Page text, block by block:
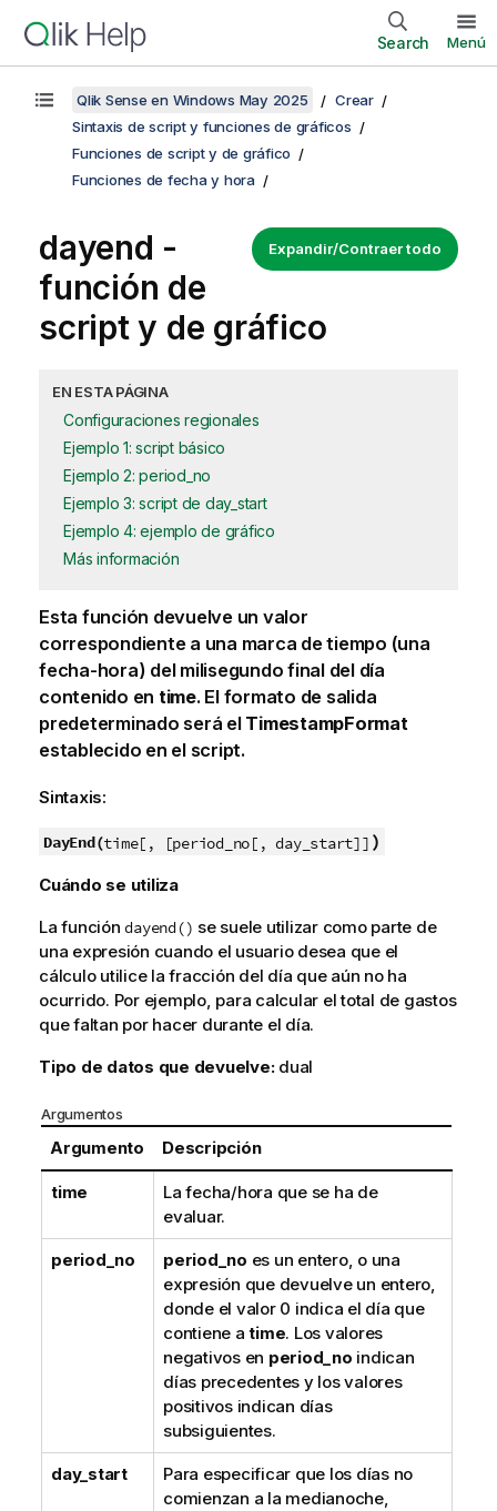
Search Menú
Qlik Sense en Windows May 2025
Crear
Sintaxis de script y funciones de gráficos
Funciones de script y de gráfico
Funciones de fecha y hora
Expandir/Contraer todo
dayend -
función de
script y de gráfico
EN ESTA PÁGINA
Configuraciones regionales
Ejemplo 1: script básico
Ejemplo 2: period_no
Ejemplo 3: script de day_start
Ejemplo 4: ejemplo de gráfico
Más información
Esta función devuelve un valor
correspondiente a una marca de tiempo (una
fecha-hora) del milisegundo final del día
contenido en time. El formato de salida
predeterminado será el TimestampFormat
establecido en el script.
Sintaxis:
DayEnd(time[, [period_no[, day_start]] )
Cuándo se utiliza
La funcióndayend() se suele utilizar como parte de
una expresión cuando el usuario desea que el
cálculo utilice la fracción del día que aún no ha
ocurrido. Por ejemplo, para calcular el total de gastos
que faltan por hacer durante el día.
Tipo de datos que devuelve: dual
Argumentos
Argumento Descripción
time
La fecha/hora que se ha de
evaluar.
period_no period_no es un entero, o una
expresión que devuelve un entero,
donde el valor 0 indica el día que
contiene atime. Los valores
negativos en period_no indican
días precedentes y los valores
positivos indican días
subsiguientes.
day_start
Para especificar que los días no
comienzan a la medianoche,